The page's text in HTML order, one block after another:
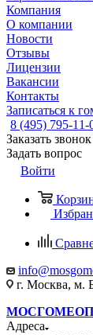
Компания
О компании
Новости
Отзывы
Лицензии
Вакансии
Контакты
Записаться к
8 (495) 795-11-
Заказать звонок
Задать вопрос
Войти
г. Москва, м.
Адреса